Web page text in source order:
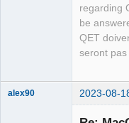
regarding
be
QET
seront
alex90 2023-08-